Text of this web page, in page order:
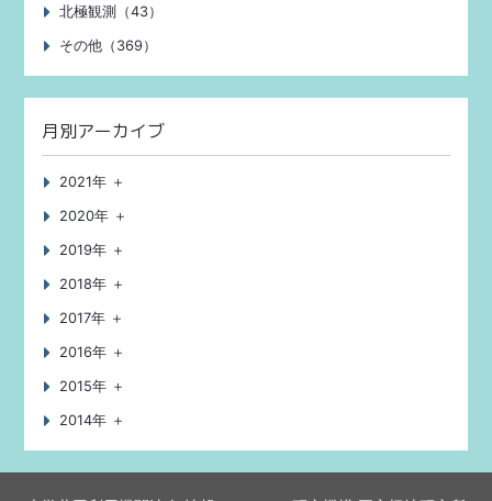
北極観測（43）
その他（369）
月別アーカイブ
2021年 ＋
2020年 ＋
2019年 ＋
2018年 ＋
2017年 ＋
2016年 ＋
2015年 ＋
2014年 ＋